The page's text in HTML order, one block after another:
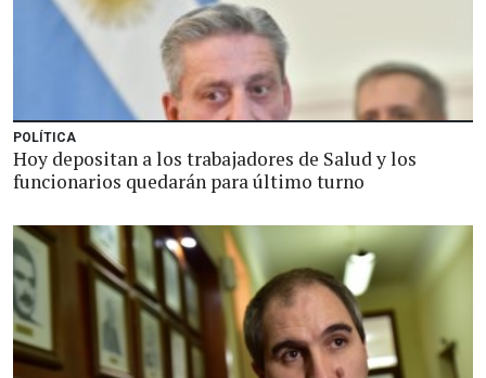
POLÍTICA
Hoy depositan a los trabajadores de Salud y los
funcionarios quedarán para último turno